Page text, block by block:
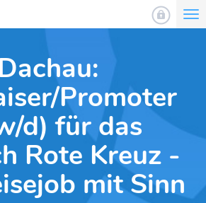
Promoter
d) für das
Rote Kreuz -
mit Sinn